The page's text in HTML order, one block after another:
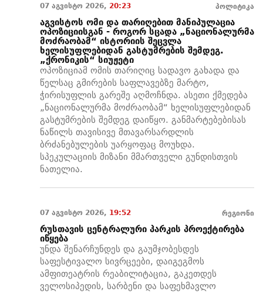
07 აგვისტო 2026, 20:23 პოლიტიკა
აგვისტოს ომი და თარიღებით მანიპულაცია
ოპოზიციისგან - როგორ სცადა „ნაციონალურმა
მოძრაობამ“ ისტორიის შეცვლა
ხელისუფლებიდან გასტუმრების შემდეგ.
„ქრონიკის“ სიუჟეტი
ოპოზიციამ ომის თარიღიც სადავო გახადა და
წელსაც გმირების საფლავებზე მარტო,
ჭირისუფლის გარეშე აღმოჩნდა. ასეთი ქმედება
„ნაციონალურმა მოძრაობამ“ ხელისუფლებიდან
გასტუმრების შემდეგ დაიწყო. განმარტებებისას
ნაწილს თავისივე მთავარსარდლის
ბრძანებულების უარყოფაც მოუხდა.
სპეკულაციის მიზანი მმართველი გუნდისთვის
ნათელია.
07 აგვისტო 2026, 19:52 რეგიონი
რუსთავის ცენტრალური პარკის პროექტირება
იწყება
უნდა შენარჩუნდეს და გაუმჯობესდეს
საფესტივალო სივრცეები, დაიგეგმოს
ამფითეატრის რეაბილიტაცია, გაკეთდეს
ველოსიპედის, სარბენი და საფეხმავლო